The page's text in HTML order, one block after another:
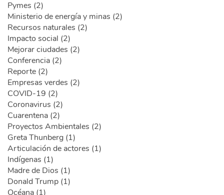
Pymes (2)
Ministerio de energía y minas (2)
Recursos naturales (2)
Impacto social (2)
Mejorar ciudades (2)
Conferencia (2)
Reporte (2)
Empresas verdes (2)
COVID-19 (2)
Coronavirus (2)
Cuarentena (2)
Proyectos Ambientales (2)
Greta Thunberg (1)
Articulación de actores (1)
Indígenas (1)
Madre de Dios (1)
Donald Trump (1)
Océana (1)